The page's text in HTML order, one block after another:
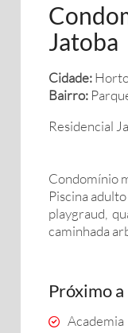
Jatoba
Cidade:
Bairro:
Residencial
Condomínio
Piscina
playgraud,
caminhada
Próximo a
Academia